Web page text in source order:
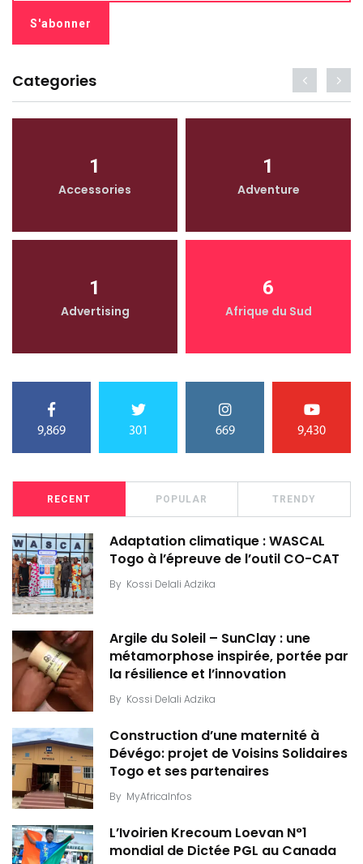
Categories
1
Accessories
1
Adventure
1
Advertising
6
Afrique du Sud
9,869 301 669 9,430
RECENT POPULAR TRENDY
Adaptation climatique : WASCAL
Togo à l’épreuve de l’outil CO-CAT
By Kossi Delali Adzika
Argile du Soleil – SunClay : une
métamorphose inspirée, portée par
la résilience et l’innovation
By Kossi Delali Adzika
Construction d’une maternité à
Dévégo: projet de Voisins Solidaires
Togo et ses partenaires
By MyAfricaInfos
L’Ivoirien Krecoum Loevan N°1
mondial de Dictée PGL au Canada